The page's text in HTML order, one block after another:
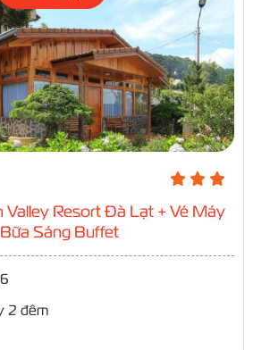
Resort Đà Lạt + Vé Máy
Sáng Buffet
2 đêm